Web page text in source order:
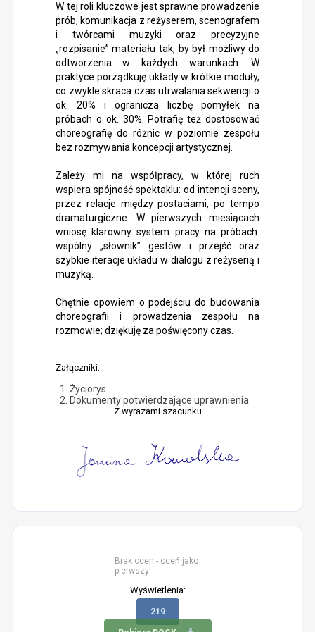
W tej roli kluczowe jest sprawne prowadzenie
prób, komunikacja z reżyserem, scenografem
i twórcami muzyki oraz precyzyjne
„rozpisanie” materiału tak, by był możliwy do
odtworzenia w każdych warunkach. W
praktyce porządkuję układy w krótkie moduły,
co zwykle skraca czas utrwalania sekwencji o
ok. 20% i ogranicza liczbę pomyłek na
próbach o ok. 30%. Potrafię też dostosować
choreografię do różnic w poziomie zespołu
bez rozmywania koncepcji artystycznej.
Zależy mi na współpracy, w której ruch
wspiera spójność spektaklu: od intencji sceny,
przez relacje między postaciami, po tempo
dramaturgiczne. W pierwszych miesiącach
wniosę klarowny system pracy na próbach:
wspólny „słownik” gestów i przejść oraz
szybkie iteracje układu w dialogu z reżyserią i
muzyką.
Chętnie opowiem o podejściu do budowania
choreografii i prowadzenia zespołu na
rozmowie; dziękuję za poświęcony czas.
Załączniki:
Życiorys
Dokumenty potwierdzające uprawnienia
Z wyrazami szacunku
Brak ocen - oceń jako
pierwszy!
Wyświetlenia:
219